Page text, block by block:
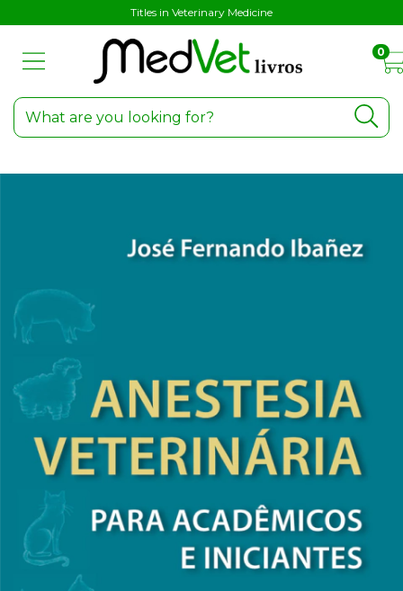
Titles in Veterinary Medicine
0